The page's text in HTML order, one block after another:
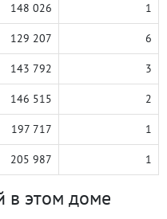
148 026 1
129 207 6
143 792 3
146 515 2
197 717 1
205 987 1
в этом доме